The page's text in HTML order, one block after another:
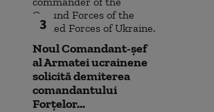
3
Noul Comandant-șef
al Armatei ucrainene
solicită demiterea
comandantului
Forțelor...